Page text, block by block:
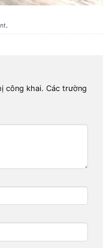
.
công khai. Các trường